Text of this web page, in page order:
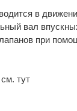
в
вал
при
тут